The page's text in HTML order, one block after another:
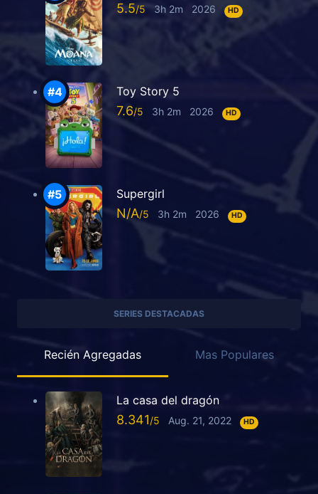
5.5 3h 2m 2026 HD
Toy Story 5
7.6 3h 2m 2026 HD
Supergirl
N/A 3h 2m 2026 HD
SERIES DESTACADAS
Recién Agregadas Mas Populares
La casa del dragón
8.341 Aug. 21, 2022 HD